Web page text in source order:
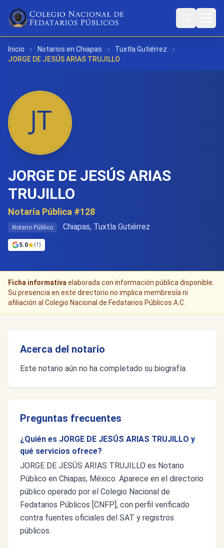
Inicio › Notarios en Chiapas › Tuxtla Gutiérrez
›
JORGE DE JESÚS ARIAS TRUJILLO
JORGE DE JESÚS ARIAS
TRUJILLO
Notaría Pública #128
Notario Público Chiapas, Tuxtla Gutiérrez
5.0 (1)
Ficha informativa elaborada con información pública disponible.
Su presencia en este directorio no implica membresía ni
afiliación al Colegio Nacional de Fedatarios Públicos A.C.
Acerca del notario
Este notario aún no ha completado su biografía.
Preguntas frecuentes
¿Quién es JORGE DE JESÚS ARIAS TRUJILLO y
qué servicios ofrece?
JORGE DE JESÚS ARIAS TRUJILLO es Notario
Público en Chiapas, México. Aparece en el directorio
público operado por el Colegio Nacional de
Fedatarios Públicos [CNFP], con perfil verificado
contra fuentes oficiales del SAT y registros
públicos.